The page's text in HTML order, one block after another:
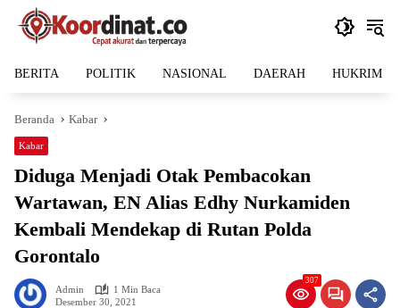
Langsung
BERITA POLITIK NASIONAL DAERAH HUKRIM
Beranda Kabar
Kabar
Diduga Menjadi Otak Pembacokan
Wartawan, EN Alias Edhy Nurkamiden
Kembali Mendekap di Rutan Polda
Gorontalo
Admin
1 Min Baca
Desember 30, 2021
307